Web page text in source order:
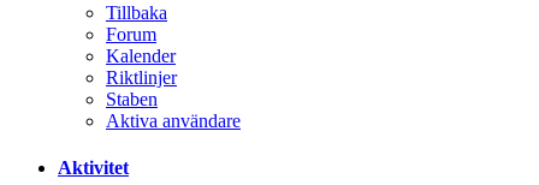
Tillbaka
Forum
Kalender
Riktlinjer
Staben
Aktiva användare
Aktivitet